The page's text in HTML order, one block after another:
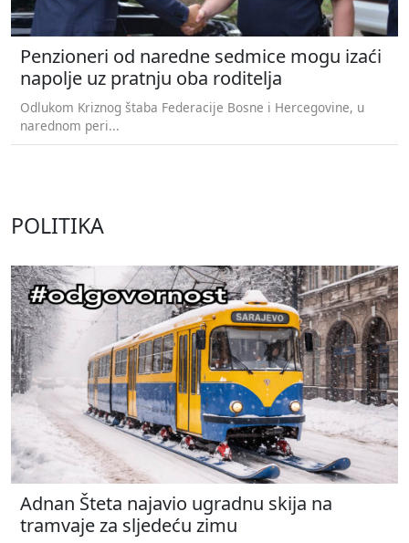
Penzioneri od naredne sedmice mogu izaći
napolje uz pratnju oba roditelja
Odlukom Kriznog štaba Federacije Bosne i Hercegovine, u
narednom peri...
POLITIKA
Adnan Šteta najavio ugradnu skija na
tramvaje za sljedeću zimu